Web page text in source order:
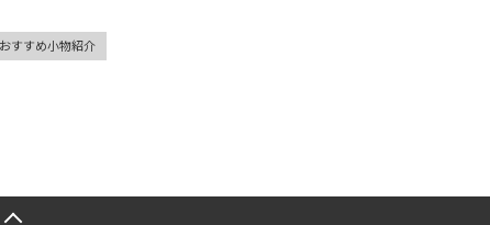
おすすめ小物紹介